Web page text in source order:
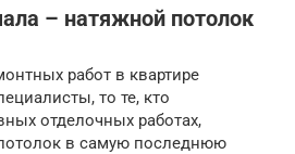
– натяжной потолок
работ в квартире
то те, кто
отделочных работах,
в самую последнюю